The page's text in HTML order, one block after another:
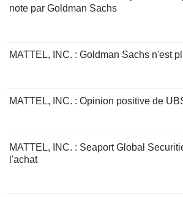
note par Goldman Sachs
MATTEL, INC. : Goldman Sachs n'est
MATTEL, INC. : Opinion positive de
MATTEL, INC. : Seaport Global
l'achat